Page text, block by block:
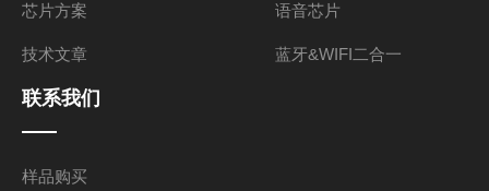
芯片方案
技术文章
语音芯片
蓝牙&WIFI二合一
联系我们
样品购买